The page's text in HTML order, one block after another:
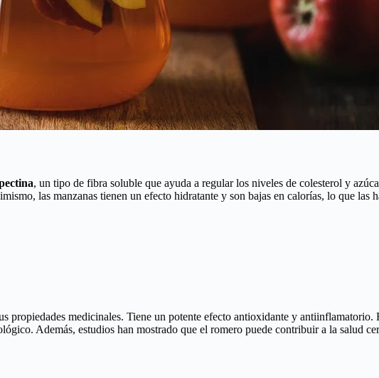
, un tipo de fibra soluble que ayuda a regular los niveles de colesterol y
las manzanas tienen un efecto hidratante y son bajas en calorías, lo que las
propiedades medicinales. Tiene un potente efecto antioxidante y
Además, estudios han mostrado que el romero puede contribuir a la salud